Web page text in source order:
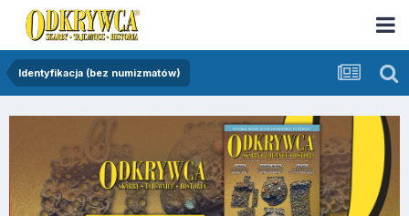
Identyfikacja (bez numizmatów)